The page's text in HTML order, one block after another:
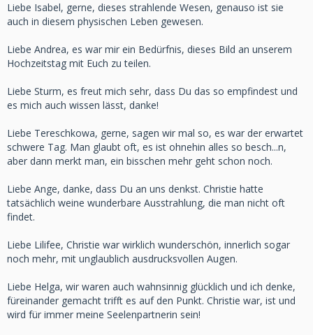
Liebe Isabel, gerne, dieses strahlende Wesen, genauso ist sie
auch in diesem physischen Leben gewesen.
Liebe Andrea, es war mir ein Bedürfnis, dieses Bild an unserem
Hochzeitstag mit Euch zu teilen.
Liebe Sturm, es freut mich sehr, dass Du das so empfindest und
es mich auch wissen lässt, danke!
Liebe Tereschkowa, gerne, sagen wir mal so, es war der erwartet
schwere Tag. Man glaubt oft, es ist ohnehin alles so besch...n,
aber dann merkt man, ein bisschen mehr geht schon noch.
Liebe Ange, danke, dass Du an uns denkst. Christie hatte
tatsächlich weine wunderbare Ausstrahlung, die man nicht oft
findet.
Liebe Lilifee, Christie war wirklich wunderschön, innerlich sogar
noch mehr, mit unglaublich ausdrucksvollen Augen.
Liebe Helga, wir waren auch wahnsinnig glücklich und ich denke,
füreinander gemacht trifft es auf den Punkt. Christie war, ist und
wird für immer meine Seelenpartnerin sein!